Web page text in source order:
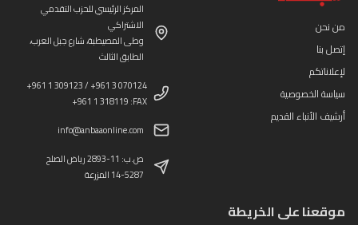
من نحن
إتصل بنا
لإعلاناتكم
سياسة الخصوصية
أرشيف الأنباء القديم
المركز الرئيسي للحزب التقدمي
الاشتراكي
وطى المصيطبة، شارع جبل العرب،
الطابق الثالث
+961 1 309123 / +961 3 070124
+961 1 318119 :FAX
info@anbaaonline.com
ص.ب: 11-2893 رياض الصلح
14-5287 المزرعة
موقعنا على الخريطة